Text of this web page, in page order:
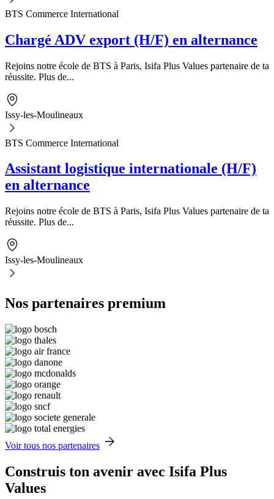
BTS Commerce International
Chargé ADV export (H/F) en alternance
Rejoins notre école de BTS à Paris, Isifa Plus Values partenaire de ta
réussite. Plus de...
Issy-les-Moulineaux
BTS Commerce International
Assistant logistique internationale (H/F)
en alternance
Rejoins notre école de BTS à Paris, Isifa Plus Values partenaire de ta
réussite. Plus de...
Issy-les-Moulineaux
Nos partenaires premium
Voir tous nos partenaires
Construis ton avenir avec Isifa Plus
Values